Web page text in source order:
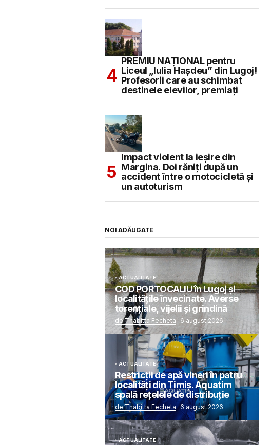
PREMIU NAȚIONAL pentru
Liceul „Iulia Hașdeu” din Lugoj!
Profesorii care au schimbat
destinele elevilor, premiați
Impact violent la ieșire din
Margina. Doi răniți după un
accident între o motocicletă și
un autoturism
NOI ADĂUGATE
ACTUALITATE
COD PORTOCALIU în Lugoj și
localitățile învecinate. Averse
torențiale, vijelii și grindină
de Thabitta Fecheta 6 august 2026
ACTUALITATE
Restricții de apă vineri în patru
localități din Timiș. Aquatim
spală rețelele de distribuție
de Thabitta Fecheta 6 august 2026
ACTUALITATE